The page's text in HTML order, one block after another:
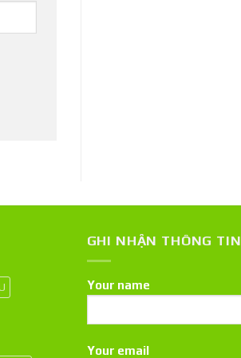
GHI NHẬN THÔNG TIN
Your name
Your email